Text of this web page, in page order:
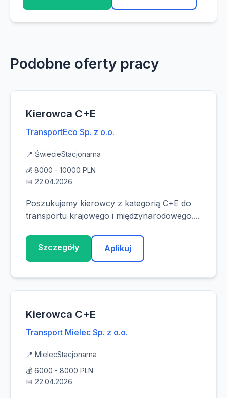
Podobne oferty pracy
Kierowca C+E
TransportEco Sp. z o.o.
📍 ŚwiecieStacjonarna
💰 8000 - 10000 PLN
📅 22.04.2026
Poszukujemy kierowcy z kategorią C+E do
transportu krajowego i międzynarodowego....
Szczegóły Aplikuj
Kierowca C+E
Transport Mielec Sp. z o.o.
📍 MielecStacjonarna
💰 6000 - 8000 PLN
📅 22.04.2026